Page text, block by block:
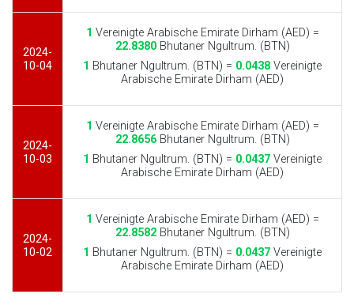
2024-
10-04
1 Vereinigte Arabische Emirate Dirham (AED) =
22.8380Bhutaner Ngultrum. (BTN)
1 Bhutaner Ngultrum. (BTN) = 0.0438 Vereinigte
Arabische Emirate Dirham (AED)
2024-
10-03
1 Vereinigte Arabische Emirate Dirham (AED) =
22.8656Bhutaner Ngultrum. (BTN)
1 Bhutaner Ngultrum. (BTN) = 0.0437 Vereinigte
Arabische Emirate Dirham (AED)
2024-
10-02
1 Vereinigte Arabische Emirate Dirham (AED) =
22.8582Bhutaner Ngultrum. (BTN)
1 Bhutaner Ngultrum. (BTN) = 0.0437 Vereinigte
Arabische Emirate Dirham (AED)